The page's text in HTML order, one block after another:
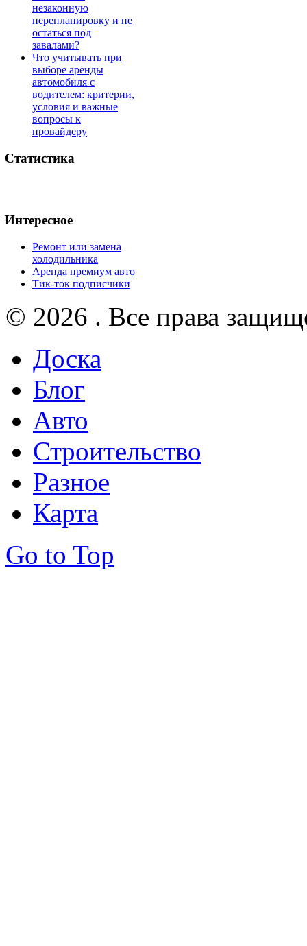
незаконную
перепланировку и не
остаться под
завалами?
Что учитывать при
выборе аренды
автомобиля с
водителем: критерии,
условия и важные
вопросы к
провайдеру
Статистика
Интересное
Ремонт или замена
холодильника
Аренда премиум авто
Тик-ток подписчики
© 2026 . Все права
Доска
Блог
Авто
Строительство
Разное
Карта
Go to Top